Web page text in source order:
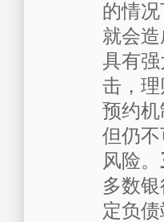
的情
就会
具有
击，
预约
但仍
风险。
多数
定负